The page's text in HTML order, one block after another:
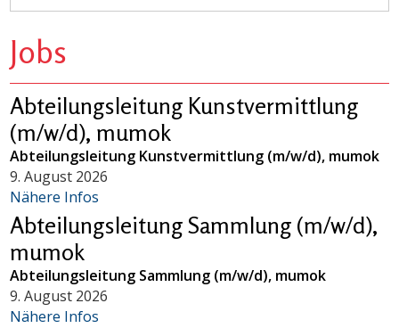
Jobs
Abteilungsleitung Kunstvermittlung
(m/w/d), mumok
Abteilungsleitung Kunstvermittlung (m/w/d), mumok
9. August 2026
Nähere Infos
Abteilungsleitung Sammlung (m/w/d),
mumok
Abteilungsleitung Sammlung (m/w/d), mumok
9. August 2026
Nähere Infos